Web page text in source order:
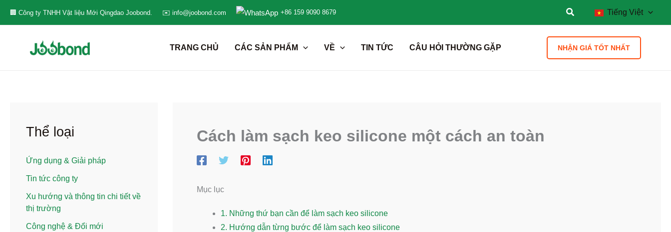
🏢 Công ty TNHH Vật liệu Mới Qingdao Joobond. ✉️ info@joobond.com +86 159 9090 8679 Tiếng Việt
TRANG CHỦ CÁC SẢN PHẨM VỀ TIN TỨC CÂU HỎI THƯỜNG GẶP NHẬN GIÁ TỐT NHẤT
Thể loại
Ứng dụng & Giải pháp
Tin tức công ty
Xu hướng và thông tin chi tiết về
thị trường
Công nghệ & Đổi mới
Cách làm sạch keo silicone một cách an toàn
Mục lục
1. Những thứ bạn cần để làm sạch keo silicone
2. Hướng dẫn từng bước để làm sạch keo silicone